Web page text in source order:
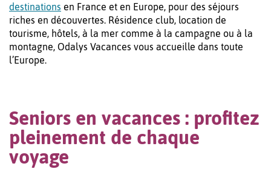
destinations en France et en Europe, pour des séjours
riches en découvertes. Résidence club, location de
tourisme, hôtels, à la mer comme à la campagne ou à la
montagne, Odalys Vacances vous accueille dans toute
l’Europe.
Seniors en vacances : profitez
pleinement de chaque
voyage